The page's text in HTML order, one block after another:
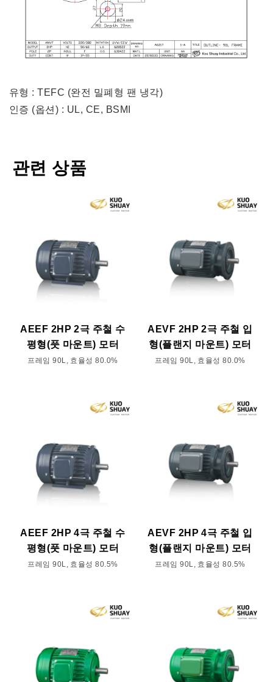
유형 : TEFC (완전 밀폐형 팬 냉각)
인증 (옵션) : UL, CE, BSMI
관련 상품
AEEF 2HP 2극 주철 수
평형(풋 마운트) 모터
프레임 90L, 효율성 80.0%
AEVF 2HP 2극 주철 입
형(플랜지 마운트) 모터
프레임 90L, 효율성 80.0%
AEEF 2HP 4극 주철 수
평형(풋 마운트) 모터
프레임 90L, 효율성 80.5%
AEVF 2HP 4극 주철 입
형(플랜지 마운트) 모터
프레임 90L, 효율성 80.5%